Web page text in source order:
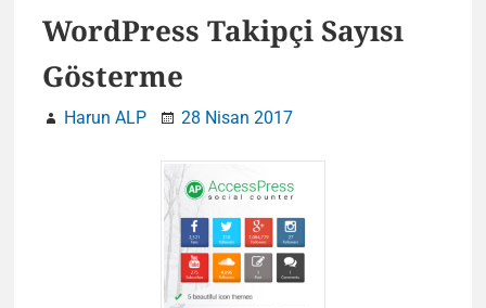
WordPress Takipçi Sayısı
Gösterme
Harun ALP 28 Nisan 2017